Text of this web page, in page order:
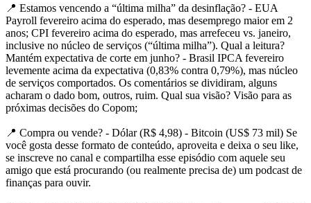
📍 Estamos vencendo a “última milha” da desinflação? - EUA
Payroll fevereiro acima do esperado, mas desemprego maior em 2
anos; CPI fevereiro acima do esperado, mas arrefeceu vs. janeiro,
inclusive no núcleo de serviços (“última milha”). Qual a leitura?
Mantém expectativa de corte em junho? - Brasil IPCA fevereiro
levemente acima da expectativa (0,83% contra 0,79%), mas núcleo
de serviços comportados. Os comentários se dividiram, alguns
acharam o dado bom, outros, ruim. Qual sua visão? Visão para as
próximas decisões do Copom;
📍 Compra ou vende? - Dólar (R$ 4,98) - Bitcoin (US$ 73 mil) Se
você gosta desse formato de conteúdo, aproveita e deixa o seu like,
se inscreve no canal e compartilha esse episódio com aquele seu
amigo que está procurando (ou realmente precisa de) um podcast de
finanças para ouvir.